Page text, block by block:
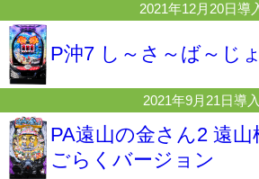
2021年12月20日導
P沖7 し～さ～ば～じ
2021年9月21日導入
PA遠山の金さん2 遠
ごらくバージョン